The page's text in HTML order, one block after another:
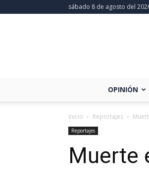
sábado 8 de agosto del
OPINIÓN
Inicio Reportajes
Reportajes
Muerte